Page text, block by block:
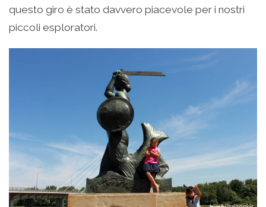
questo giro è stato davvero piacevole per i nostri
piccoli esploratori.